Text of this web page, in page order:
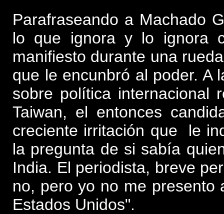
Parafraseando a Machado
lo que ignora y lo ignora
manifiesto durante una
que le encunbró al poder. A
sobre política internacional
Taiwan, el entonces
creciente irritación que le
la pregunta de si sabía
India. El periodista, breve
no, pero yo no me presento
Estados Unidos".